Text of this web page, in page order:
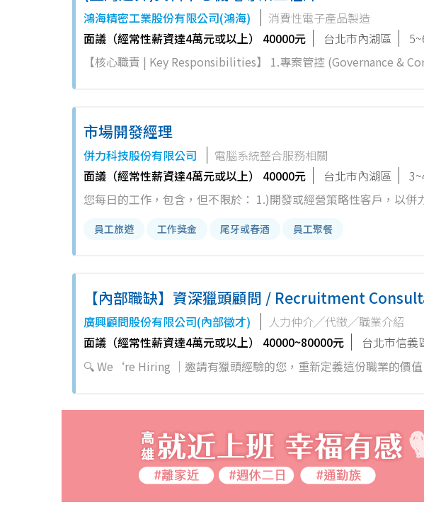
供勞退提繳金及加班費，保障您的權益 - 員工團保計劃，為您的安全全面護航 - 良好工作環境，重視員工成長空間，提供
學習與晉升機會 👉快來成為我們團隊的一份子，一起打造更美好的
業主代表管理顧問與承包商績效；追蹤長交期設備 (LLE) 確保如期進
鴻海精密工業股份有限公司(鴻海)
消費性電子產品製造
面議（經常性薪資達4萬元或以上） 40000元
台北市內湖區
【核心職責 | Key Responsibilities】 1.專案管控 (Governance &
土建 (CSA) 與液冷系統 (Liquid Cooling) 介面整合，解決施工衝突
與缺失改善，確保高品質移交。 (3).落實 HSE 管理，確保現場零
業主代表管理顧問與承包商績效；追蹤長交期設備 (LLE) 確保如期進
市場開發經理
併力科技股份有限公司
電腦系統整合服務相關
面議（經常性薪資達4萬元或以上） 40000元
台北市內湖區
您每日的工作，包含，但不限於： 1.)開發或經營策略性客戶，以
http://www.salestrainingandresults.com/blog/value-selling-
主管與您共同協定的工作目標與任務。
員工旅遊 工作獎金 尾牙或春酒 員工聚餐
【內部職缺】資深獵頭顧問 / Recruitment
級
廣興顧問股份有限公司(內部徵才)
人力仲介╱代徵╱職業介紹
面議（經常性薪資達4萬元或以上） 40000~80000元
台北市信義
🔍 We‘re Hiring ｜邀請有獵頭經驗的您，重新定義這份職業的價
✓ 您是否希望有一天能 創造屬於自己的獵頭品牌，而不只是為別人打工？ 如果您是資深顧問 / 現任獵頭顧問，
耕大中華市場、積極拓展東南亞與北美，擁有實體據點與跨境團
醫療、製造、快消等產業。 我們的金融團隊佔據銀行業 60％ 以上的中高階職缺市場，案源穩定、需求源源不絕。 這代表
加入我們的顧問，不擅長陌生開發也能專注在成案與履歷交付上，穩定創造收入與成就。
曾是 Top Sales 與業務主管，深知顧問的痛點與限制，打造出一套